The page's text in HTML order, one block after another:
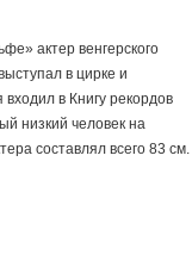
актер венгерского
в цирке и
в Книгу рекордов
низкий человек на
составлял всего 83 см.